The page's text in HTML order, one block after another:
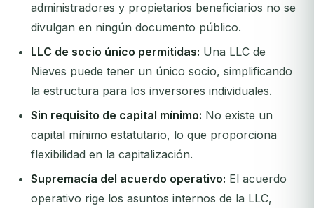
administradores y propietarios beneficiarios no se
divulgan en ningún documento público.
LLC de socio único permitidas: Una LLC de
Nieves puede tener un único socio, simplificando
la estructura para los inversores individuales.
Sin requisito de capital mínimo: No existe un
capital mínimo estatutario, lo que proporciona
flexibilidad en la capitalización.
Supremacía del acuerdo operativo: El acuerdo
operativo rige los asuntos internos de la LLC,